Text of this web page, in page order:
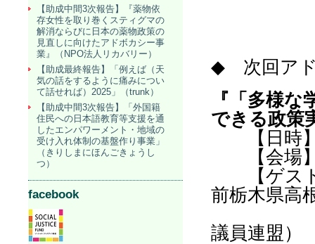
◆
次回ア
『 「多様
できる政策
【日時
【会場
【ゲス
前栃木県高
議員連盟 ）
【助成中間3次報告】『薬物依
存女性を取り巻くスティグマの
解消ならびに日本の薬物政策の
見直しに向けたアドボカシー事
業』（NPO法人リカバリー）
【助成最終報告】「例えば（天
気の話をするように痛みについ
て話せれば）2025」（trunk）
【助成中間3次報告】「外国籍
住民への日本語教育等支援を通
したエンパワーメント・地域の
受け入れ体制の基盤作り事業」
（きりしまにほんごきょうし
つ）
facebook